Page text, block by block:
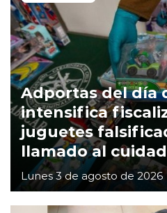
Adportas del día
intensifica
juguetes
llamado al
Lunes 3 de agosto de 2026